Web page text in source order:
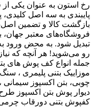
رخ استون به عنوان یکی از
بازگشت کالا و تضمین
فروشگاه‌های معتبر جهان،
تبدیل شود. به محض ورود
رو می‌شوید! هر آنچه که
جمله انواع کف پوش های
موزاییک بتنی پلیمری ،
چوبی، بتن اکسپوز
دیوار پوش بتن اکسپوز
کفپوش بتنی دورقاب چرمی